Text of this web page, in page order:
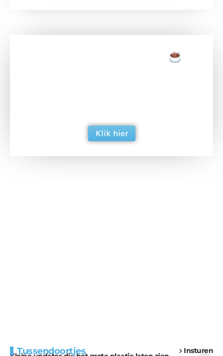
Klik hier
Tussendoortjes Insturen
voor kabouters
uitdaging